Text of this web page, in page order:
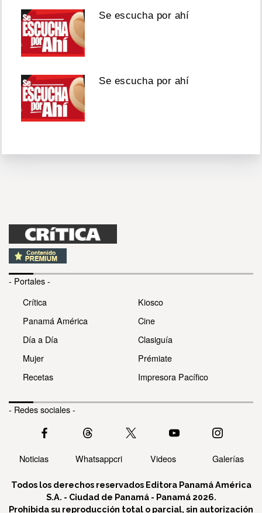
Se escucha por ahí
Se escucha por ahí
- Portales -
Crítica
Panamá América
Día a Día
Mujer
Recetas
Kiosco
Cine
Clasiguía
Prémiate
Impresora Pacífico
- Redes sociales -
Noticias Whatsappcri Videos Galerías
Todos los derechos reservados Editora Panamá América
S.A. - Ciudad de Panamá - Panamá 2026.
Prohibida su reproducción total o parcial, sin autorización